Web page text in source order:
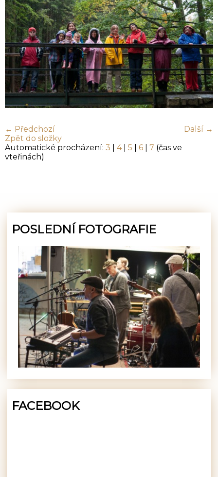
← Předchozí
Další →
Zpět do složky
Automatické procházení: 3 4| 5 6 7 (čas ve
vteřinách)
POSLEDNÍ FOTOGRAFIE
FACEBOOK